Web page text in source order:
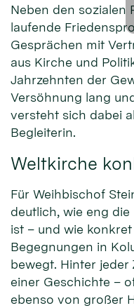
Neben den sozialen
laufende
Gesprächen mit
aus Kirche und
Jahrzehnten der
Versöhnung lang
versteht sich dabei
Begleiterin.
Weltkirche
Für Weihbischof
deutlich, wie eng
ist – und wie konkret
Begegnungen in
bewegt. Hinter
einer Geschichte –
ebenso von großer